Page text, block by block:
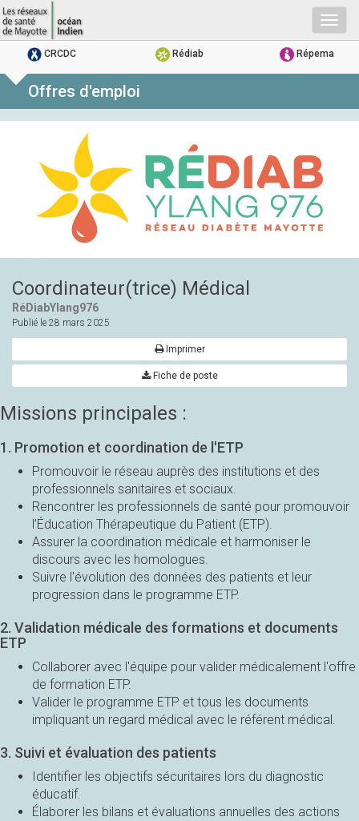
CRCDC Rédiab Répema
Offres d'emploi
Coordinateur(trice) Médical
RéDiabYlang976
Publié le 28 mars 2025
Imprimer
Fiche de poste
Missions principales :
1. Promotion et coordination de l'ETP
Promouvoir le réseau auprès des institutions et des
professionnels sanitaires et sociaux.
Rencontrer les professionnels de santé pour promouvoir
l’Éducation Thérapeutique du Patient (ETP).
Assurer la coordination médicale et harmoniser le
discours avec les homologues.
Suivre l'évolution des données des patients et leur
progression dans le programme ETP.
2. Validation médicale des formations et documents
ETP
Collaborer avec l'équipe pour valider médicalement l'offre
de formation ETP.
Valider le programme ETP et tous les documents
impliquant un regard médical avec le référent médical.
3. Suivi et évaluation des patients
Identifier les objectifs sécuritaires lors du diagnostic
éducatif.
Élaborer les bilans et évaluations annuelles des actions